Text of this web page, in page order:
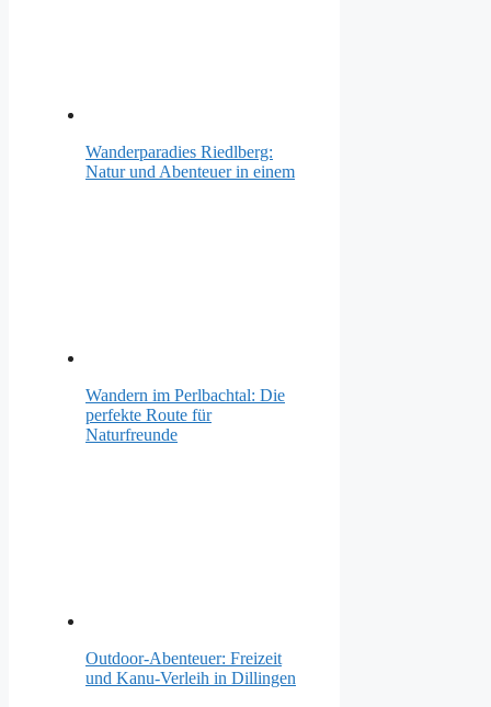
Wanderparadies Riedlberg:
Natur und Abenteuer in einem
Wandern im Perlbachtal: Die
perfekte Route für
Naturfreunde
Outdoor-Abenteuer: Freizeit
und Kanu-Verleih in Dillingen